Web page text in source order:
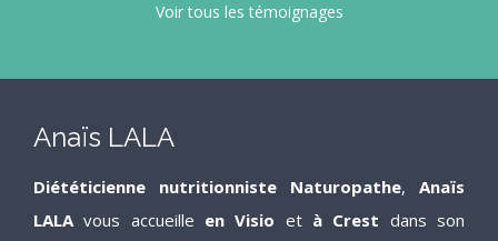
dynamique, je ne me reconnaissais pas. Mon
me médicaliser à vie, j'ai pris conseil auprès
des protéines et donné des conseils judicieux
pour les assimiler au mieux. En 4 mois j'ai
Voir tous les témoignages
Anaïs LALA
Diététicienne nutritionniste Naturopathe, Anaïs
LALAvous accueille en Visio et à Crest dans son